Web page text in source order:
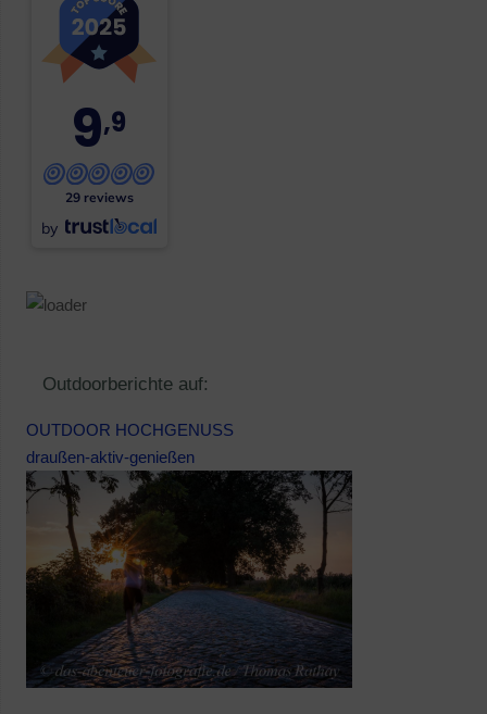
9,9
29 reviews
by
Outdoorberichte auf:
OUTDOOR HOCHGENUSS
draußen-aktiv-genießen